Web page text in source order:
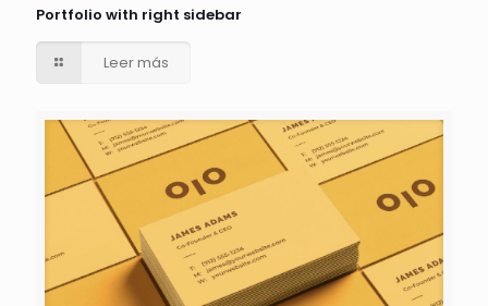
Portfolio with right sidebar
Leer más